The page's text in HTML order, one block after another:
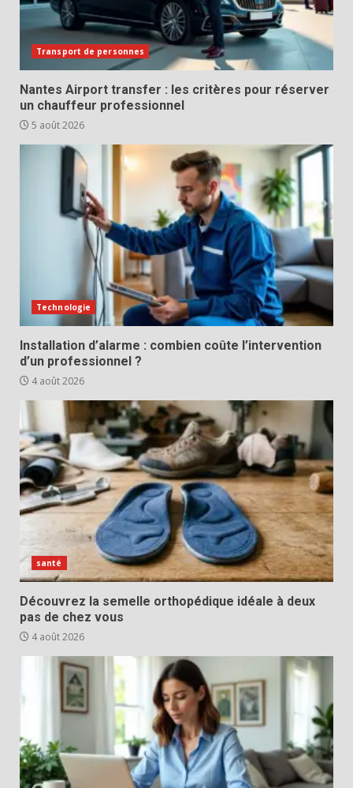
Transport de personnes
Nantes Airport transfer : les critères pour réserver
un chauffeur professionnel
5 août 2026
Technologie
Installation d’alarme : combien coûte l’intervention
d’un professionnel ?
4 août 2026
santé
Découvrez la semelle orthopédique idéale à deux
pas de chez vous
4 août 2026